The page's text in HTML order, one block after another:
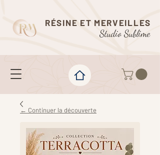
RÉSINE ET MERVEILLES
Studio Sublime
← Continuer la découverte